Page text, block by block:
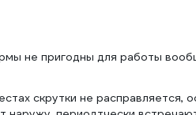
не пригодны для работы
скрутки не